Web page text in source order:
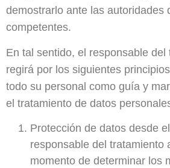
demostrarlo ante las autoridades
competentes.
En tal sentido, el responsable del
regirá por los siguientes
todo su personal como guía y
el tratamiento de datos
Protección de datos desde
responsable del tratamiento
momento de determinar los